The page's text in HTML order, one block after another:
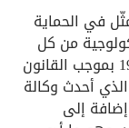
في الحماية
من كل
أشكال التلوّث، فقد برز في تونس سنة 1988 بموجب القانون
عدد 91 لسنة 1988 المؤرّخ في 2 أوت 1988 الذي أحدث وكالة
إلى